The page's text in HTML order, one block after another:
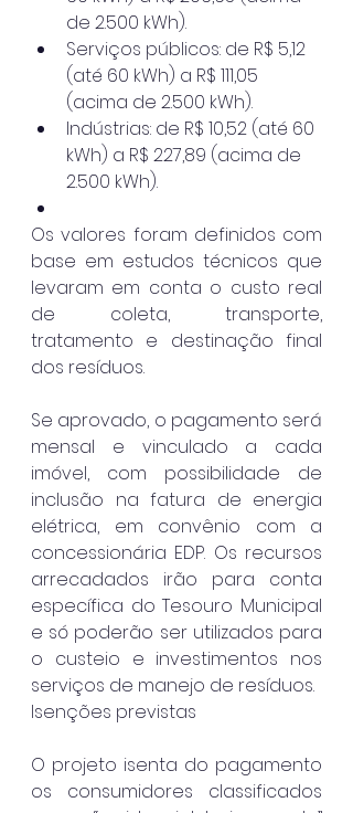
de 2.500 kWh).
Serviços públicos: de R$ 5,12
(até 60 kWh) a R$ 111,05
(acima de 2.500 kWh).
Indústrias: de R$ 10,52 (até 60
kWh) a R$ 227,89 (acima de
2.500 kWh).
Os valores foram definidos com
base em estudos técnicos que
levaram em conta o custo real
de coleta, transporte,
tratamento e destinação final
dos resíduos.
Se aprovado, o pagamento será
mensal e vinculado a cada
imóvel, com possibilidade de
inclusão na fatura de energia
elétrica, em convênio com a
concessionária EDP. Os recursos
arrecadados irão para conta
específica do Tesouro Municipal
e só poderão ser utilizados para
o custeio e investimentos nos
serviços de manejo de resíduos.
Isenções previstas
O projeto isenta do pagamento
os consumidores classificados